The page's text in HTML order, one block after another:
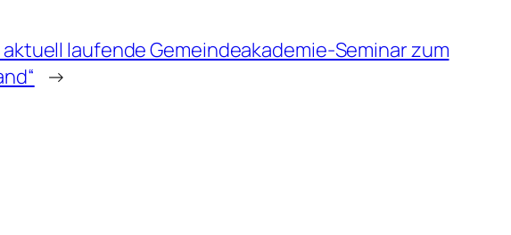
laufende Gemeindeakademie-Seminar zum
→